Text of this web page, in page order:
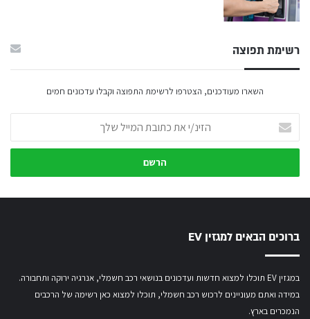
רשימת תפוצה
השארו מעודכנים, הצטרפו לרשימת התפוצה וקבלו עדכונים חמים
את
כתובת
שלך
ברוכים הבאים למגזין EV
במגזין EV תוכלו למצוא חדשות ועדכונים בנושאי רכב חשמלי, אנרגיה ירוקה ותחבורה.
במידה ואתם מעוניינים לרכוש רכב חשמלי, תוכלו למצוא כאן רשימה של הרכבים
הנמכרים בארץ.